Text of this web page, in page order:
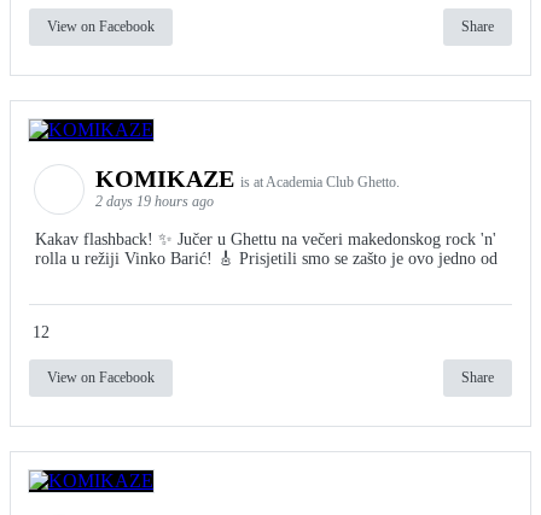
View on Facebook Share
KOMIKAZE is at Academia Club Ghetto.
2 days 19 hours ago
Kakav flashback! ✨ Jučer u Ghettu na večeri makedonskog rock 'n'
rolla u režiji Vinko Barić! 🎸 Prisjetili smo se zašto je ovo jedno od
12
View on Facebook Share